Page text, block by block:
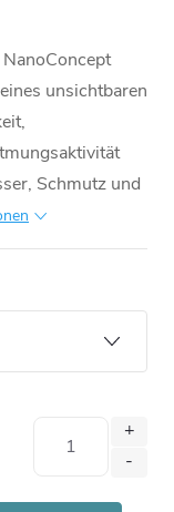
unsichtbaren
Schmutz und